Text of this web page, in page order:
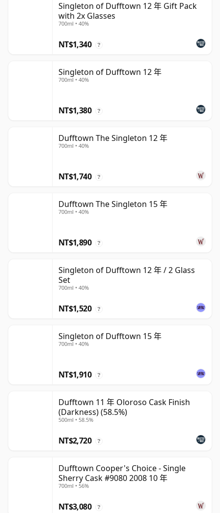
Singleton of Dufftown 12 年 Gift Pack
with 2x Glasses
700ml • 40%
NT$1,340 ?
Singleton of Dufftown 12 年
700ml • 40%
NT$1,380 ?
Dufftown The Singleton 12 年
700ml • 40%
NT$1,740 ?
Dufftown The Singleton 15 年
700ml • 40%
NT$1,890 ?
Singleton of Dufftown 12 年 / 2 Glass
Set
700ml • 40%
NT$1,520 ?
Singleton of Dufftown 15 年
700ml • 40%
NT$1,910 ?
Dufftown 11 年 Oloroso Cask Finish
(Darkness) (58.5%)
500ml • 58.5%
NT$2,720 ?
Dufftown Cooper's Choice - Single
Sherry Cask #9080 2008 10 年
700ml • 56%
NT$3,080 ?